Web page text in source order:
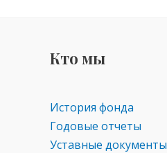
Кто мы
История фонда
Годовые отчеты
Уставные документы